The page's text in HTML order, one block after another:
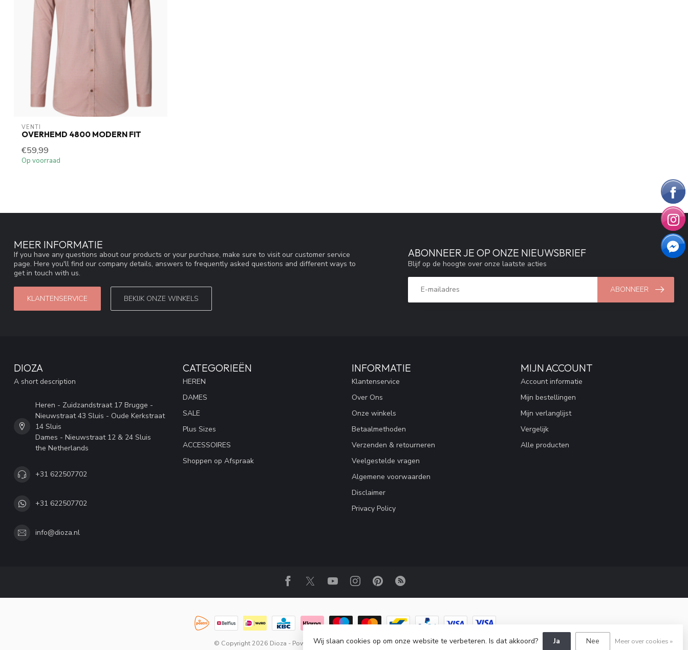
VENTI
OVERHEMD 4800 MODERN FIT
€59,99
Op voorraad
MEER INFORMATIE
If you have any questions about our products or your purchase, make sure to visit our customer service
page. Here you'll find our company details, answers to frequently asked questions and different ways to
get in touch with us.
KLANTENSERVICE BEKIJK ONZE WINKELS
ABONNEER JE OP ONZE NIEUWSBRIEF
Blijf op de hoogte over onze laatste acties
ABONNEER
DIOZA
A short description
Heren - Zuidzandstraat 17 Brugge -
Nieuwstraat 43 Sluis - Oude Kerkstraat
14 Sluis
Dames - Nieuwstraat 12 & 24 Sluis
the Netherlands
+31 622507702
+31 622507702
info@dioza.nl
CATEGORIEËN
HEREN
DAMES
SALE
Plus Sizes
ACCESSOIRES
Shoppen op Afspraak
INFORMATIE
Klantenservice
Over Ons
Onze winkels
Betaalmethoden
Verzenden & retourneren
Veelgestelde vragen
Algemene voorwaarden
Disclaimer
Privacy Policy
MIJN ACCOUNT
Account informatie
Mijn bestellingen
Mijn verlanglijst
Vergelijk
Alle producten
© Copyright 2026 Dioza - Powered byLightspeed-Lightspeed designbyDyvelopment
Wij slaan cookies op om onze website te verbeteren. Is dat akkoord? Ja Nee Meer over cookies »